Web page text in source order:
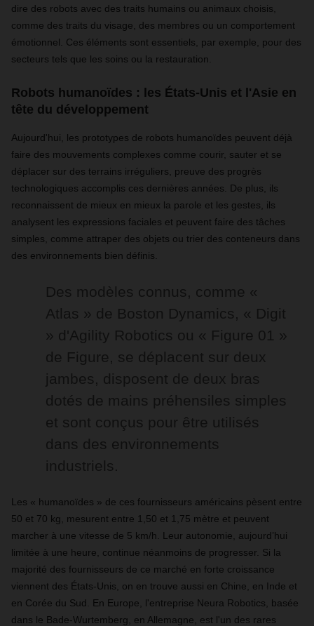
dire des robots avec des traits humains ou animaux choisis,
comme des traits du visage, des membres ou un comportement
émotionnel. Ces éléments sont essentiels, par exemple, pour des
secteurs tels que les soins ou la restauration.
Robots humanoïdes : les États-Unis et l'Asie en
tête du développement
Aujourd'hui, les prototypes de robots humanoïdes peuvent déjà
faire des mouvements complexes comme courir, sauter et se
déplacer sur des terrains irréguliers, preuve des progrès
technologiques accomplis ces dernières années. De plus, ils
reconnaissent de mieux en mieux la parole et les gestes, ils
analysent les expressions faciales et peuvent faire des tâches
simples, comme attraper des objets ou trier des conteneurs dans
des environnements bien définis.
Des modèles connus, comme «
Atlas » de Boston Dynamics, « Digit
» d'Agility Robotics ou « Figure 01 »
de Figure, se déplacent sur deux
jambes, disposent de deux bras
dotés de mains préhensiles simples
et sont conçus pour être utilisés
dans des environnements
industriels.
Les « humanoïdes » de ces fournisseurs américains pèsent entre
50 et 70 kg, mesurent entre 1,50 et 1,75 mètre et peuvent
marcher à une vitesse de 5 km/h. Leur autonomie, aujourd’hui
limitée à une heure, continue néanmoins de progresser. Si la
majorité des fournisseurs de ce marché en forte croissance
viennent des États-Unis, on en trouve aussi en Chine, en Inde et
en Corée du Sud. En Europe, l'entreprise Neura Robotics, basée
dans le Bade-Wurtemberg, en Allemagne, est l'un des rares